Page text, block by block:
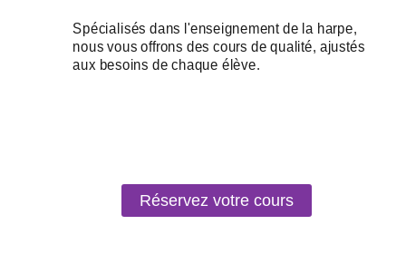
Réservez votre cours